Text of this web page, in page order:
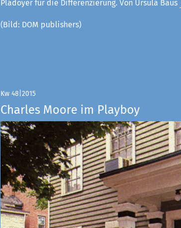
Plädoyer für die Differenzierung. Von Ursula Baus
(Bild: DOM publishers)
Kw 48|2015
Charles Moore im Playboy